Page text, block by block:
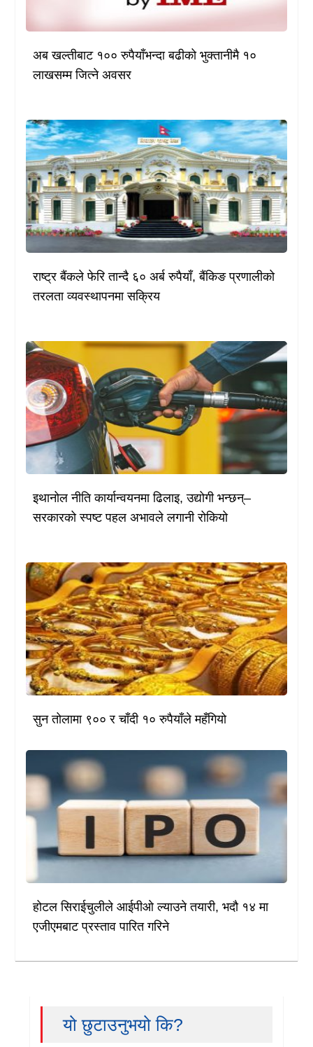
अब खल्तीबाट १०० रुपैयाँभन्दा बढीको भुक्तानीमै १०
लाखसम्म जित्ने अवसर
राष्ट्र बैंकले फेरि तान्दै ६० अर्ब रुपैयाँ, बैंकिङ प्रणालीको
तरलता व्यवस्थापनमा सक्रिय
इथानोल नीति कार्यान्वयनमा ढिलाइ, उद्योगी भन्छन्–
सरकारको स्पष्ट पहल अभावले लगानी रोकियो
सुन तोलामा ९०० र चाँदी १० रुपैयाँले महँगियो
होटल सिराईचुलीले आईपीओ ल्याउने तयारी, भदौ १४ मा
एजीएमबाट प्रस्ताव पारित गरिने
यो छुटाउनुभयो कि?